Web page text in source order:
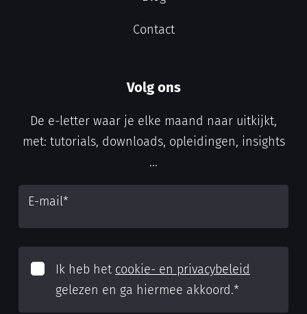
Contact
Volg ons
De e-letter waar je elke maand naar uitkijkt,
met: tutorials, downloads, opleidingen, insights
...
E-mail*
Ik heb het cookie- en privacybeleid
gelezen en ga hiermee akkoord.*